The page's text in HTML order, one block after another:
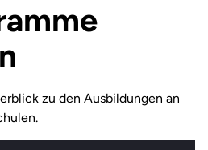
zu den Ausbildungen an